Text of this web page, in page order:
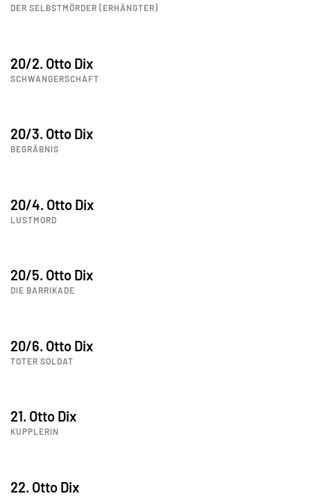
DER SELBSTMÖRDER (ERHÄNGTER)
20/2. Otto Dix
SCHWANGERSCHAFT
20/3. Otto Dix
BEGRÄBNIS
20/4. Otto Dix
LUSTMORD
20/5. Otto Dix
DIE BARRIKADE
20/6. Otto Dix
TOTER SOLDAT
21. Otto Dix
KUPPLERIN
22. Otto Dix